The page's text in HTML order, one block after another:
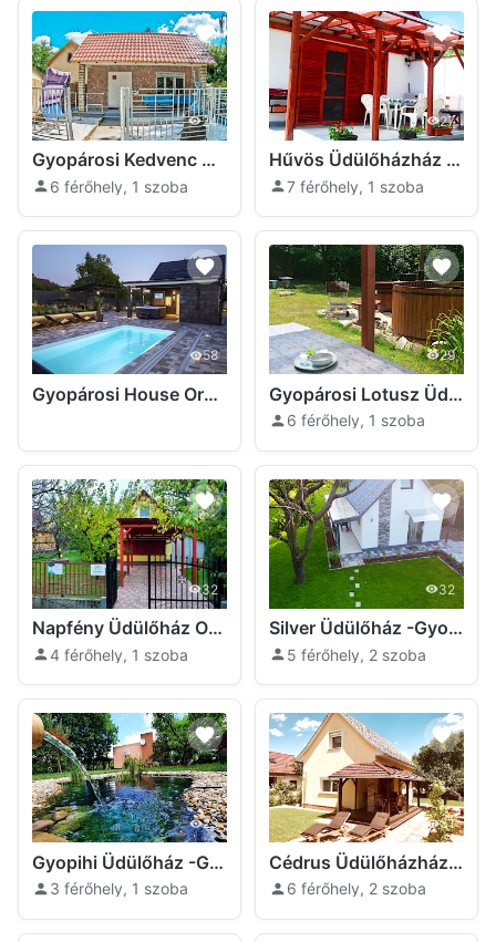
24
Gyopárosi Kedvenc Üdülőház Orosháza
6 férőhely, 1 szoba
27
Hűvös Üdülőházház -Gyopárosfürdő Orosháza
7 férőhely, 1 szoba
58
Gyopárosi House Orosháza
29
Gyopárosi Lotusz Üdülőház Orosháza
6 férőhely, 1 szoba
32
Napfény Üdülőház Orosháza
4 férőhely, 1 szoba
32
Silver Üdülőház -Gyopárosfürdő Orosháza
5 férőhely, 2 szoba
29
Gyopihi Üdülőház -Gyopárosfürdő Orosháza
3 férőhely, 1 szoba
31
Cédrus Üdülőházház Orosháza
6 férőhely, 2 szoba